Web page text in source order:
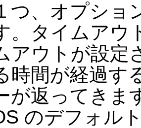
つ、オプショ
。タイムアウ
アウトが設定
時間が経過す
が返ってきま
のデフォル